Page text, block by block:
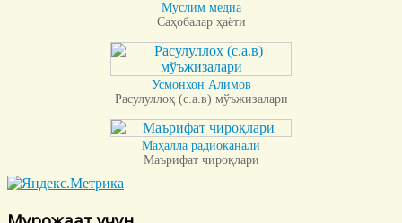
Муслим медиа
Саҳобалар ҳаёти
Усмонхон Алимов
Расулуллоҳ (с.а.в) мўъжизалари
Маҳалла радиоканали
Маърифат чироқлари